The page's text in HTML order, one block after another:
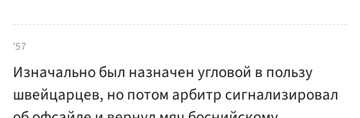
'57
Изначально был назначен угловой в пользу
швейцарцев, но потом арбитр сигнализировал